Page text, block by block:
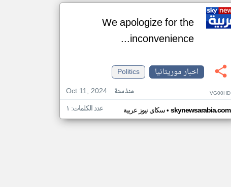
We apologize for the
inconvenience...
اخبار موريتانيا
Politics
Oct 11, 2024
منذ سنة VG00HD
سكاي نيوز عربية• skynewsarabia.com عدد الكلمات: ١